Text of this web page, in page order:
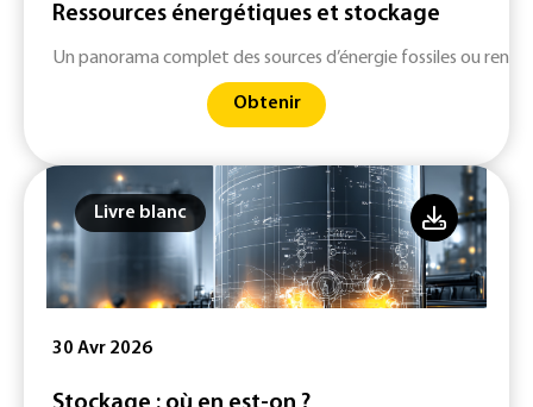
Ressources énergétiques et stockage
Un panorama complet des sources d’énergie fossiles ou
Obtenir
Livre blanc
30 Avr 2026